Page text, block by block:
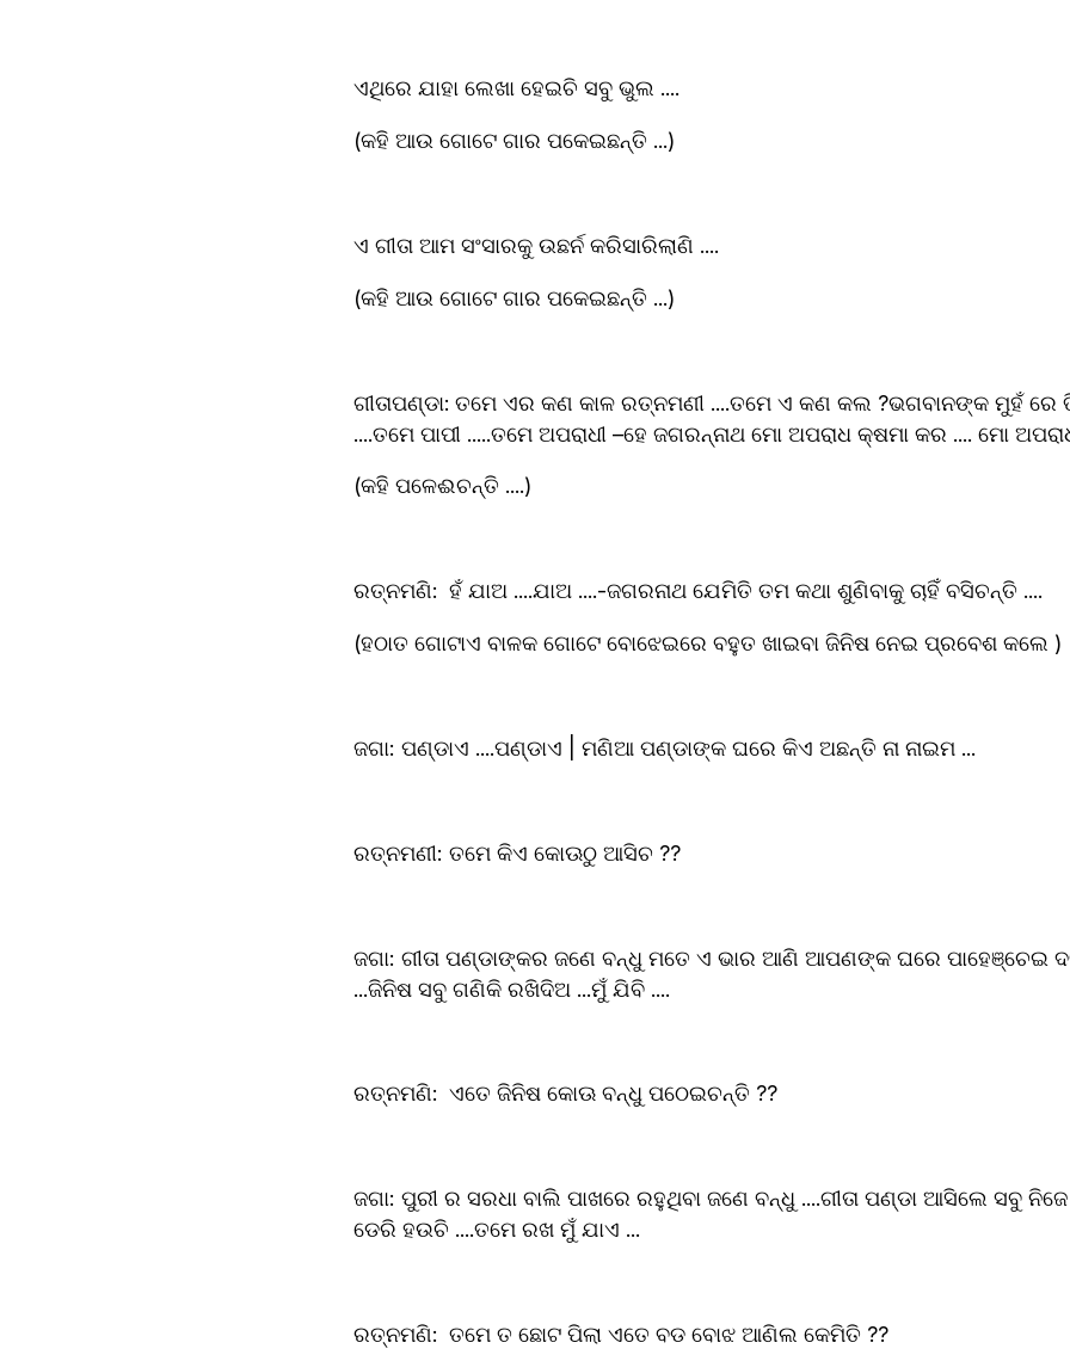
ଏଥିରେ ଯାହା ଲେଖା ହେଇଚି ସବୁ ଭୁଲ ....
(କହି ଆଉ ଗୋଟେ ଗାର ପକେଇଛନ୍ତି ...)
ଏ ଗୀତା ଆମ ସଂସାରକୁ ଉଛର୍ନ କରିସାରିଲାଣି ....
(କହି ଆଉ ଗୋଟେ ଗାର ପକେଇଛନ୍ତି ...)
ଗୀତାପଣ୍ଡା: ତମେ ଏର କଣ କାଳ ରତ୍ନମଣୀ ....ତମେ ଏ କଣ କଲ ?ଭଗବାନଙ୍କ ମୁହଁ
....ତମେ ପାପୀ .....ତମେ ଅପରାଧୀ –ହେ ଜଗରନ୍ନାଥ ମୋ ଅପରାଧ କ୍ଷମା କର .... ମୋ
(କହି ପଳେଈଚନ୍ତି ....)
ରତ୍ନମଣି:	ହଁ ଯାଅ ....ଯାଅ ....-ଜଗରନାଥ ଯେମିତି ତମ କଥା ଶୁଣିବାକୁ ଚାହିଁ ବସିଚନ୍ତି ....
(ହଠାତ ଗୋଟାଏ ବାଳକ ଗୋଟେ ବୋଝେଇରେ ବହୁତ ଖାଇବା ଜିନିଷ ନେଇ ପ୍ରବେଶ କଲେ )
ଜଗା:	ପଣ୍ଡାଏ ....ପଣ୍ଡାଏ | ମଣିଆ ପଣ୍ଡାଙ୍କ ଘରେ କିଏ ଅଛନ୍ତି ନା ନାଇମ ...
ରତ୍ନମଣୀ:	ତମେ କିଏ କୋଊଠୁ ଆସିଚ ??
ଜଗା:	ଗୀତା ପଣ୍ଡାଙ୍କର ଜଣେ ବନ୍ଧୁ ମତେ ଏ ଭାର ଆଣି ଆପଣଙ୍କ ଘରେ ପାହେଞ୍ଚେଇ ଦବା ପାଇଁ କହିଚନ୍ତି
...ଜିନିଷ ସବୁ ଗଣିକି ରଖିଦିଅ ...ମୁଁ ଯିବି ....
ରତ୍ନମଣି:	ଏତେ ଜିନିଷ କୋଊ ବନ୍ଧୁ ପଠେଇଚନ୍ତି ??
ଜଗା:	ପୁରୀ ର ସରଧା ବାଲି ପାଖରେ ରହୁଥିବା ଜଣେ ବନ୍ଧୁ ....ଗୀତା ପଣ୍ଡା ଆସିଲେ ସବୁ ନିଜେ ଜାଣିପାରିବେ ....ମୋର
ଡେରି ହଉଚି ....ତମେ ରଖ ମୁଁ ଯାଏ ...
ରତ୍ନମଣି:	ତମେ ତ ଛୋଟ ପିଲା ଏତେ ବଡ ବୋଝ ଆଣିଲ କେମିତି ??